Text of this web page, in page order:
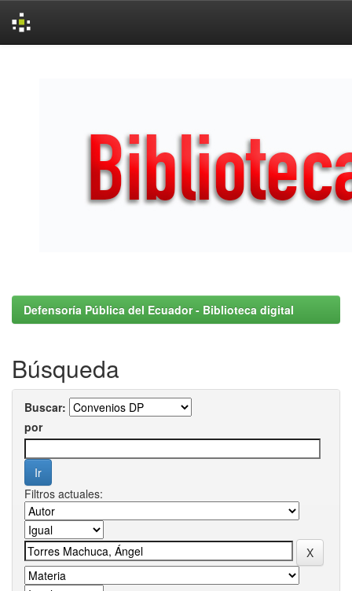
Defensoría Pública del Ecuador - Biblioteca digital
Búsqueda
Buscar:
por
Filtros actuales: